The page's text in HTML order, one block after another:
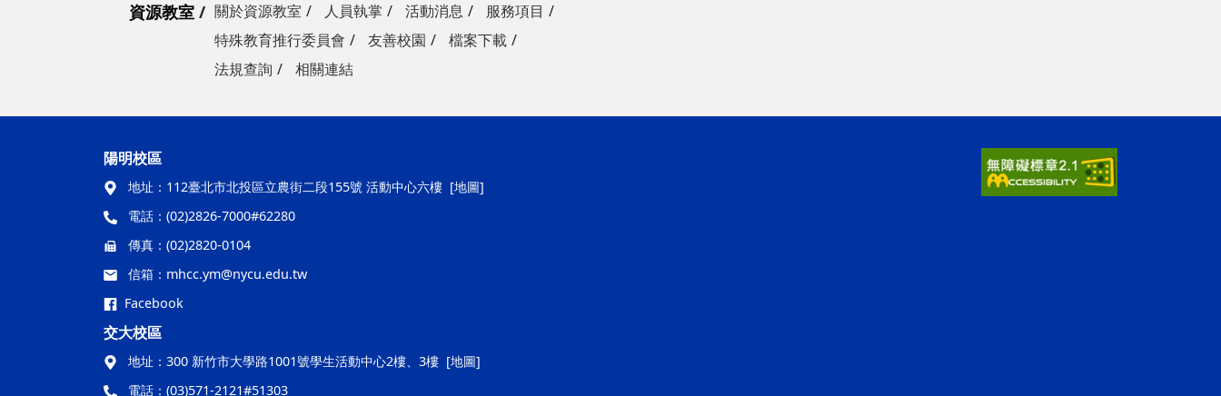
資源教室 關於資源教室 人員執掌 活動消息
服務項目
特殊教育推行委員會
友善校園
檔案下載
法規查詢
相關連結
陽明校區
地址： 112臺北市北投區立農街二段155號 活動中心六樓 [地圖]
電話： (02)2826-7000#62280
傳真： (02)2820-0104
信箱： mhcc.ym@nycu.edu.tw
Facebook
交大校區
地址： 300 新竹市大學路1001號學生活動中心2樓、3樓 [地圖]
電話： (03)571-2121#51303